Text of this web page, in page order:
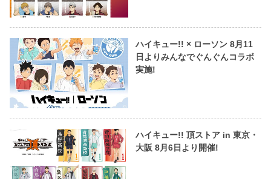
ハイキュー!! × ローソン 8月11
日よりみんなでぐんぐんコラボ
実施!
ハイキュー!! 頂ストア in 東京・
大阪 8月6日より開催!